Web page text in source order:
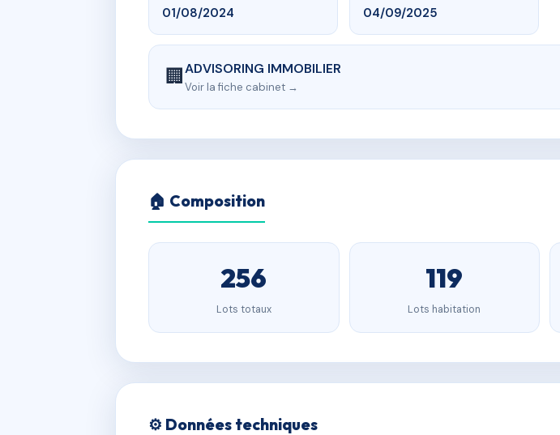
01/08/2024 04/09/2025
🏢ADVISORING IMMOBILIER
Voir la fiche cabinet →
🏠 Composition
256
Lots totaux
119
Lots habitation
⚙️ Données techniques